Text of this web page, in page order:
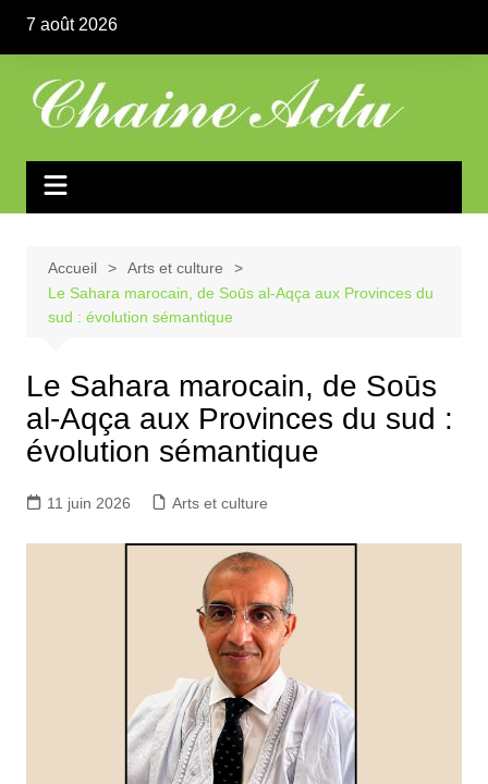
contenu
7 août 2026
Accueil
Arts et culture
Le Sahara marocain, de Soūs al-Aqça aux Provinces du
sud : évolution sémantique
Le Sahara marocain, de Soūs
al-Aqça aux Provinces du sud :
évolution sémantique
11 juin 2026 Arts et culture